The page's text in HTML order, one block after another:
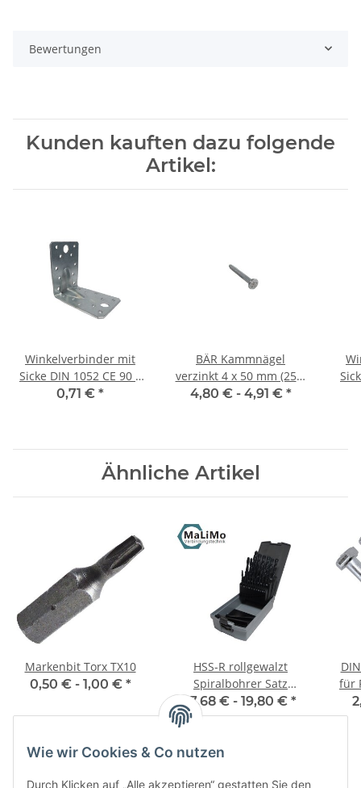
Bewertungen
Kunden kauften dazu folgende
Artikel:
Winkelverbinder mit
Sicke DIN 1052 CE 90 x
90 x 65 x 2,5 mm (1)
0,71 € *
BÄR Kammnägel
verzinkt 4 x 50 mm (250)
Stück
4,80 € - 4,91 € *
Ähnliche Artikel
Markenbit Torx TX10
0,50 € - 1,00 € *
HSS-R rollgewalzt
Spiralbohrer Satz
Metallbohrer 1-13 mm
25 tlg. Rose-Box
17,68 € - 19,80 € *
für
Wie wir Cookies & Co nutzen
Durch Klicken auf „Alle akzeptieren“ gestatten Sie den